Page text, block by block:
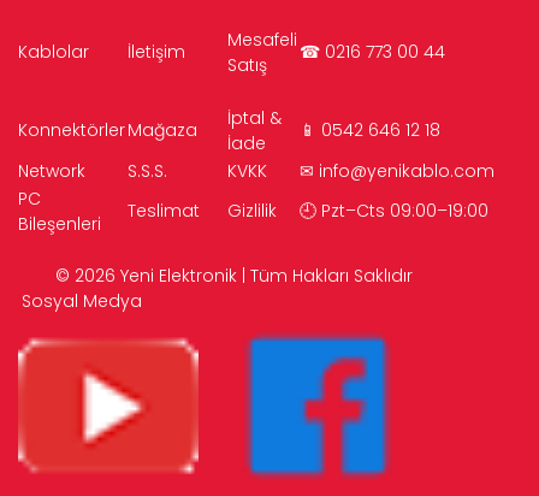
Kablolar İletişim
Mesafeli
Satış
☎ 0216 773 00 44
KonnektörlerMağaza
İptal &
İade
📱 0542 646 12 18
Network
S.S.S. KVKK ✉ info@yenikablo.com
PC
Bileşenleri
Teslimat Gizlilik 🕘 Pzt–Cts 09:00–19:00
© 2026 Yeni Elektronik | Tüm Hakları Saklıdır
Sosyal Medya